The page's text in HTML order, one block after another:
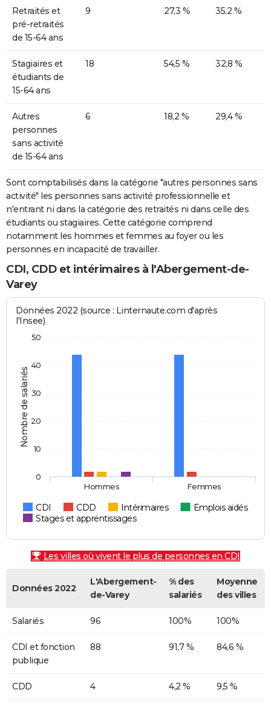
Retraités et
pré-retraités
de 15-64 ans
9 27,3 % 35,2 %
Stagiaires et
étudiants de
15-64 ans
18 54,5 % 32,8 %
Autres
personnes
sans activité
de 15-64 ans
6 18,2 % 29,4 %
Sont comptabilisés dans la catégorie "autres personnes sans
activité" les personnes sans activité professionnelle et
n'entrant ni dans la catégorie des retraités ni dans celle des
étudiants ou stagiaires. Cette catégorie comprend
notamment les hommes et femmes au foyer ou les
personnes en incapacité de travailler.
CDI, CDD et intérimaires à l'Abergement-de-
Varey
Nombre de salariés
Données 2022 (source : Linternaute.com d'après
l'Insee)
CDI CDD Intérimaires
Emplois aidés
Stages et apprentissages
Hommes Femmes
0
10
20
30
40
50
Les villes où vivent le plus de personnes en CDI
Données 2022
L'Abergement-
de-Varey
% des
salariés
Moyenne
des villes
Salariés 96 100% 100%
CDI et fonction
publique
88 91,7 % 84,6 %
CDD 4 4,2 % 9,5 %